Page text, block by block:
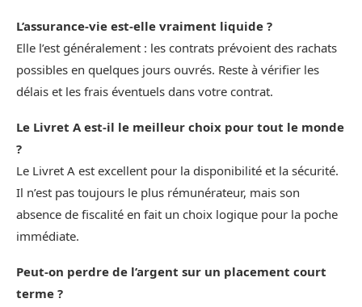
L’assurance‑vie est‑elle vraiment liquide ?
Elle l’est généralement : les contrats prévoient des rachats
possibles en quelques jours ouvrés. Reste à vérifier les
délais et les frais éventuels dans votre contrat.
Le Livret A est‑il le meilleur choix pour tout le monde
?
Le Livret A est excellent pour la disponibilité et la sécurité.
Il n’est pas toujours le plus rémunérateur, mais son
absence de fiscalité en fait un choix logique pour la poche
immédiate.
Peut‑on perdre de l’argent sur un placement court
terme ?